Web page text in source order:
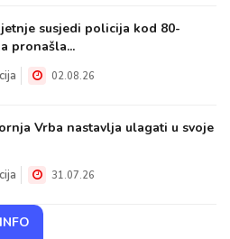
susjedi policija kod 80-
pronašla...
02.08.26
Vrba nastavlja ulagati u svoje
31.07.26